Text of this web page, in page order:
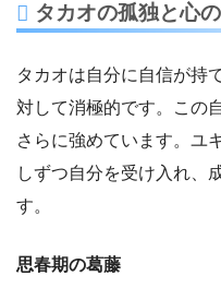
タカオの孤独と心
タカオは自分に自信が持
対して消極的です。この
さらに強めています。ユ
しずつ自分を受け入れ、
す。
思春期の葛藤